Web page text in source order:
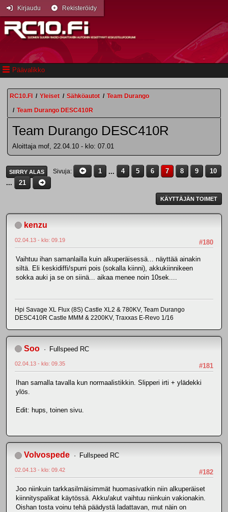
Päävalikko
Kirjaudu Rekisteröidy
RC10.FI / Yleiset / Sähköautot / Team Durango
/ Team Durango DESC410R
Team Durango DESC410R
Aloittaja mof, 22.04.10 - klo: 07.01
SIIRRY ALAS Sivuja 1 ... 4 5 6 7 8 9
10
...
21
KÄYTTÄJÄN TOIMET
kenzu
#180
02.04.13 - klo: 09.19
Vaihtuu ihan samanlailla kuin alkuperäisessä... näyttää ainakin
siltä. Eli keskidiffi/spurri pois (sokalla kiinni), akkukiinnikeen
sokka auki ja se on siinä... aikaa menee noin 10sek....
Hpi Savage XL Flux (8S) Castle XL2 & 780KV, Team Durango
DESC410R Castle MMM & 2200KV, Traxxas E-Revo 1/16
Soo Fullspeed RC
#181
02.04.13 - klo: 09.35
Ihan samalla tavalla kun normaalistikkin. Slipperi irti + ylädekki
ylös.
Edit: hups, toinen sivu.
Volvospede Fullspeed RC
#182
02.04.13 - klo: 09.42
Joo niinkuin tarkkasilmäisimmät huomasivatkin niin alkuperäiset
kiinnityspalikat käytössä. Akku/akut vaihtuu niinkuin vakionakin.
Oishan tosta voinu tehä päädystä ladattavan, mut näin on